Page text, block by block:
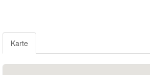
Karte